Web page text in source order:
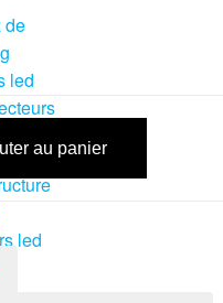
de
led
led
au panier